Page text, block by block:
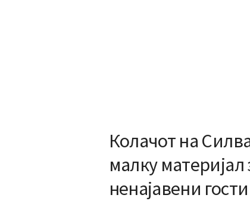
Колачот на
малку материјал
ненајавени гости